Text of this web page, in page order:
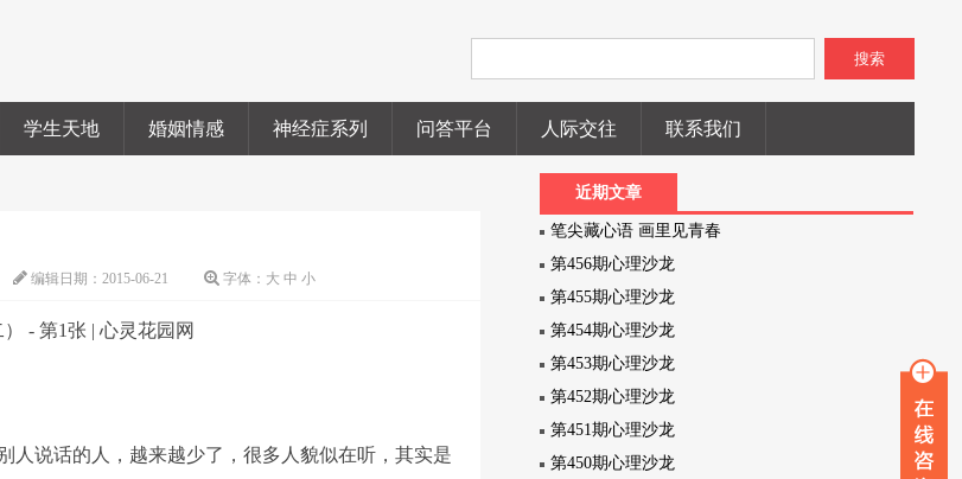
搜索
学生天地 婚姻情感 神经症系列 问答平台 人际交往 联系我们
编辑日期：2015-06-21 字体： 大 中 小
说话的人，越来越少了，很多人貌似在听，其实是
近期文章
笔尖藏心语 画里见青春
第456期心理沙龙
第455期心理沙龙
第454期心理沙龙
第453期心理沙龙
第452期心理沙龙
第451期心理沙龙
第450期心理沙龙